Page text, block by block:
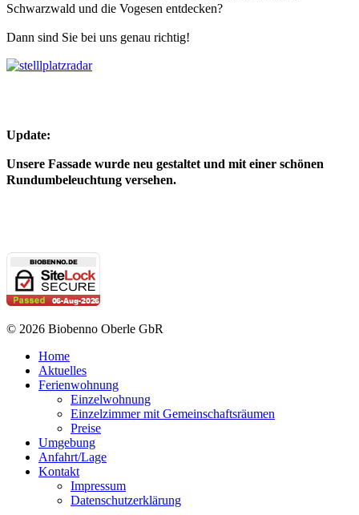
Schwarzwald und die Vogesen entdecken?
Dann sind Sie bei uns genau richtig!
Update:
Unsere Fassade wurde neu gestaltet und mit einer schönen
Rundumbeleuchtung versehen.
© 2026 Biobenno Oberle GbR
Home
Aktuelles
Ferienwohnung
Einzelwohnung
Einzelzimmer mit Gemeinschaftsräumen
Preise
Umgebung
Anfahrt/Lage
Kontakt
Impressum
Datenschutzerklärung